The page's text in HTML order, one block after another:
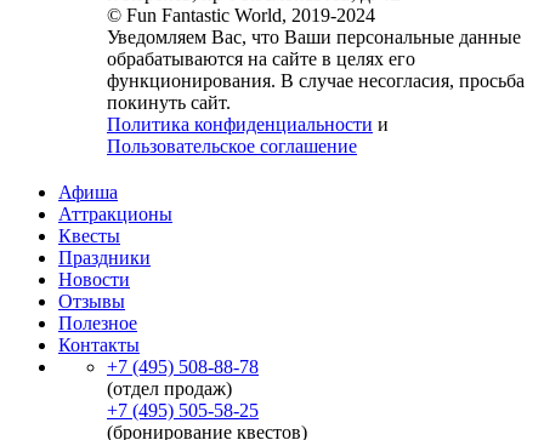
© Fun Fantastic World, 2019-2024
Уведомляем Вас, что Ваши персональные данные
обрабатываются на сайте в целях его
функционирования. В случае несогласия, просьба
покинуть сайт.
Политика конфиденциальности и
Пользовательское соглашение
Афиша
Аттракционы
Квесты
Праздники
Новости
Отзывы
Полезное
Контакты
+7 (495) 508-88-78
(отдел продаж)
+7 (495) 505-58-25
(бронирование квестов)